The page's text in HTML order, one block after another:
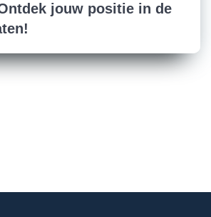
jouw positie in de